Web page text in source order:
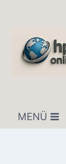
MENÜ